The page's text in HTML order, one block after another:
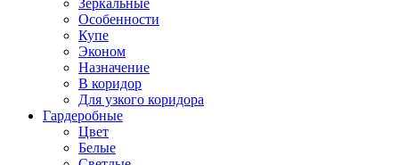
Зеркальные
Особенности
Купе
Эконом
Назначение
В коридор
Для узкого коридора
Гардеробные
Цвет
Белые